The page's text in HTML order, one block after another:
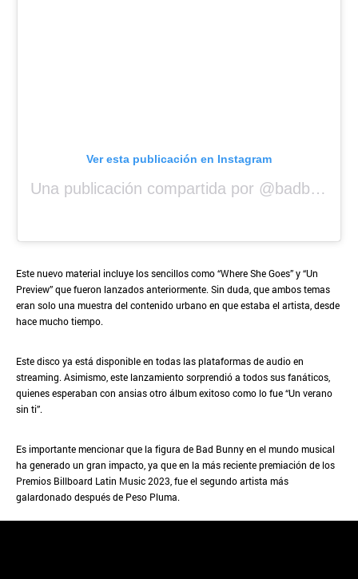
Ver esta publicación en Instagram
Una publicación compartida por @badbunnypr
Este nuevo material incluye los sencillos como “Where She Goes” y “Un
Preview” que fueron lanzados anteriormente. Sin duda, que ambos temas
eran solo una muestra del contenido urbano en que estaba el artista, desde
hace mucho tiempo.
Este disco ya está disponible en todas las plataformas de audio en
streaming. Asimismo, este lanzamiento sorprendió a todos sus fanáticos,
quienes esperaban con ansias otro álbum exitoso como lo fue “Un verano
sin ti”.
Es importante mencionar que la figura de Bad Bunny en el mundo musical
ha generado un gran impacto, ya que en la más reciente premiación de los
Premios Billboard Latin Music 2023, fue el segundo artista más
galardonado después de Peso Pluma.